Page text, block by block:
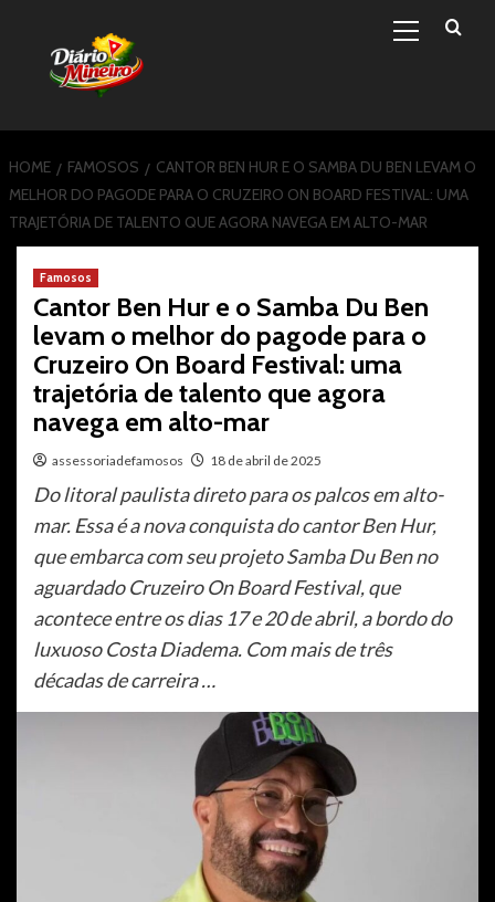
content
Menu
HOME FAMOSOS
CANTOR BEN HUR E O SAMBA DU BEN LEVAM O
MELHOR DO PAGODE PARA O CRUZEIRO ON BOARD FESTIVAL: UMA
TRAJETÓRIA DE TALENTO QUE AGORA NAVEGA EM ALTO-MAR
Famosos
Cantor Ben Hur e o Samba Du Ben
levam o melhor do pagode para o
Cruzeiro On Board Festival: uma
trajetória de talento que agora
navega em alto-mar
assessoriadefamosos 18 de abril de 2025
Do litoral paulista direto para os palcos em alto-
mar. Essa é a nova conquista do cantor Ben Hur,
que embarca com seu projeto Samba Du Ben no
aguardado Cruzeiro On Board Festival, que
acontece entre os dias 17 e 20 de abril, a bordo do
luxuoso Costa Diadema. Com mais de três
décadas de carreira …